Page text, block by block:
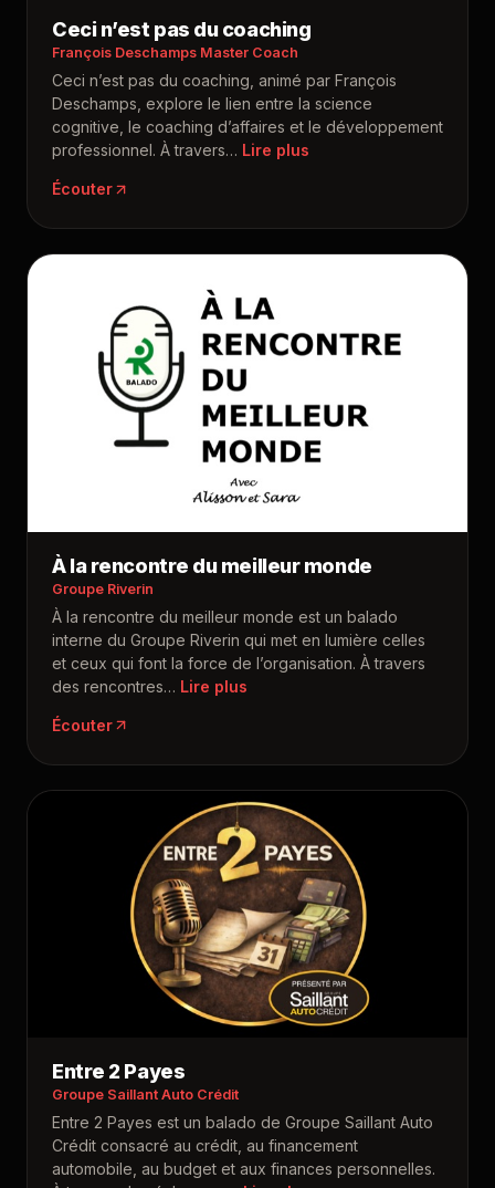
Ceci n’est pas du coaching
François Deschamps Master Coach
Ceci n’est pas du coaching, animé par François
Deschamps, explore le lien entre la science
cognitive, le coaching d’affaires et le développement
professionnel. À travers…
Écouter
À la rencontre du meilleur monde
Groupe Riverin
À la rencontre du meilleur monde est un balado
interne du Groupe Riverin qui met en lumière celles
et ceux qui font la force de l’organisation. À travers
des rencontres…
Écouter
Entre 2 Payes
Groupe Saillant Auto Crédit
Entre 2 Payes est un balado de Groupe Saillant Auto
Crédit consacré au crédit, au financement
automobile, au budget et aux finances personnelles.